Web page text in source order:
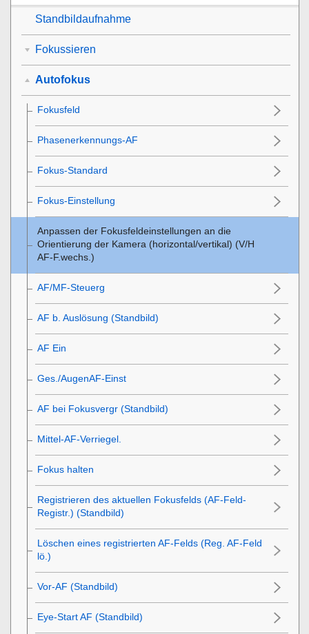
Standbildaufnahme
Fokussieren
Autofokus
Fokusfeld
Phasenerkennungs-AF
Fokus-Standard
Fokus-Einstellung
Anpassen der Fokusfeldeinstellungen an die
Orientierung der Kamera (horizontal/vertikal) (V/H
AF-F.wechs.)
AF/MF-Steuerg
AF b. Auslösung (Standbild)
AF Ein
Ges./AugenAF-Einst
AF bei Fokusvergr (Standbild)
Mittel-AF-Verriegel.
Fokus halten
Registrieren des aktuellen Fokusfelds (AF-Feld-
Registr.) (Standbild)
Löschen eines registrierten AF-Felds (Reg. AF-Feld
lö.)
Vor-AF (Standbild)
Eye-Start AF (Standbild)